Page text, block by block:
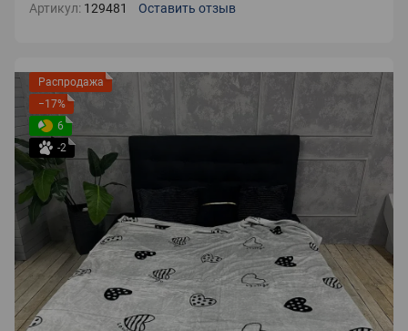
Артикул: 129481 Оставить отзыв
Распродажа
−17%
6
-2